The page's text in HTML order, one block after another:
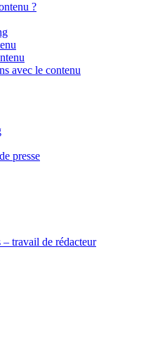
?
avec le contenu
presse
travail de rédacteur